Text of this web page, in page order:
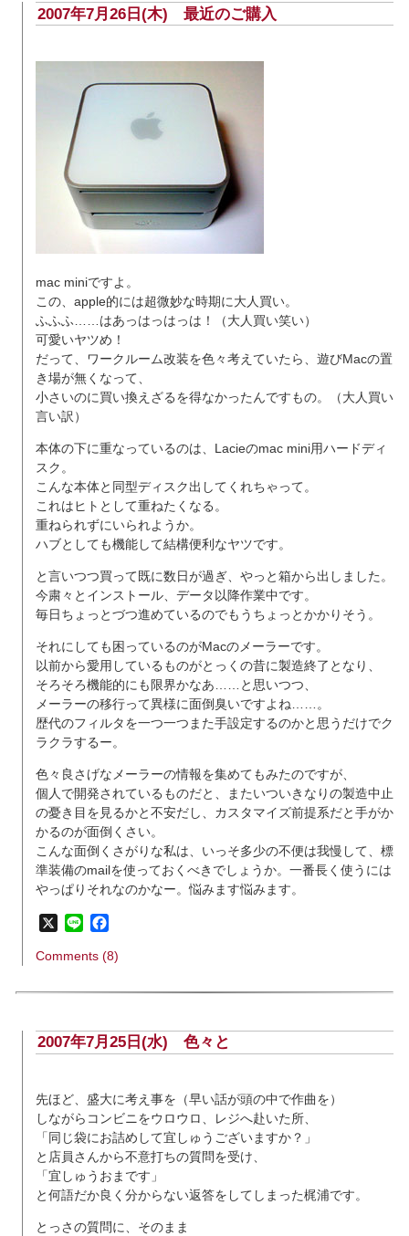
2007年7月26日(木) 最近のご購入
mac miniですよ。
この、apple的には超微妙な時期に大人買い。
ふふふ……はあっはっはっは！（大人買い笑い）
可愛いヤツめ！
だって、ワークルーム改装を色々考えていたら、遊びMacの置
き場が無くなって、
小さいのに買い換えざるを得なかったんですもの。（大人買い
言い訳）
本体の下に重なっているのは、Lacieのmac mini用ハードディ
スク。
こんな本体と同型ディスク出してくれちゃって。
これはヒトとして重ねたくなる。
重ねられずにいられようか。
ハブとしても機能して結構便利なヤツです。
と言いつつ買って既に数日が過ぎ、やっと箱から出しました。
今粛々とインストール、データ以降作業中です。
毎日ちょっとづつ進めているのでもうちょっとかかりそう。
それにしても困っているのがMacのメーラーです。
以前から愛用しているものがとっくの昔に製造終了となり、
そろそろ機能的にも限界かなあ……と思いつつ、
メーラーの移行って異様に面倒臭いですよね……。
歴代のフィルタを一つ一つまた手設定するのかと思うだけでク
ラクラするー。
色々良さげなメーラーの情報を集めてもみたのですが、
個人で開発されているものだと、またいついきなりの製造中止
の憂き目を見るかと不安だし、カスタマイズ前提系だと手がか
かるのが面倒くさい。
こんな面倒くさがりな私は、いっそ多少の不便は我慢して、標
準装備のmailを使っておくべきでしょうか。一番長く使うには
やっぱりそれなのかなー。悩みます悩みます。
X Line
Comments (8)
2007年7月25日(水) 色々と
先ほど、盛大に考え事を（早い話が頭の中で作曲を）
しながらコンビニをウロウロ、レジへ赴いた所、
「同じ袋にお詰めして宜しゅうございますか？」
と店員さんから不意打ちの質問を受け、
「宜しゅうおまです」
と何語だか良く分からない返答をしてしまった梶浦です。
とっさの質問に、そのまま